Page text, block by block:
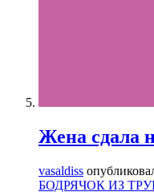
Жена сдала
vasaldiss
БОДРЯЧОК ИЗ